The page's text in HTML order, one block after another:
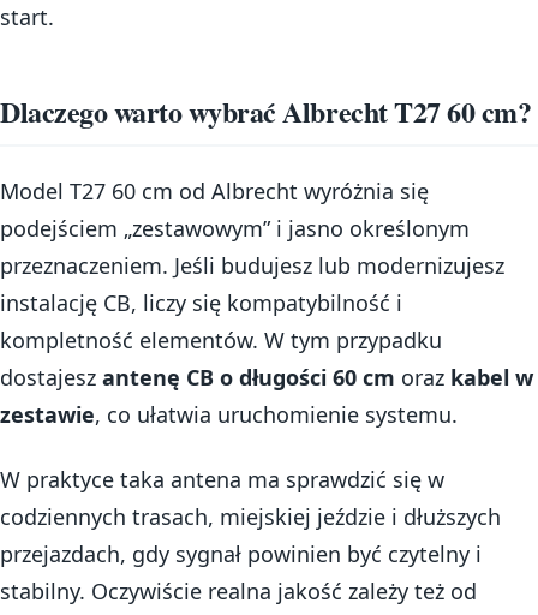
start.
Dlaczego warto wybrać Albrecht T27 60 cm?
Model T27 60 cm od Albrecht wyróżnia się
podejściem „zestawowym” i jasno określonym
przeznaczeniem. Jeśli budujesz lub modernizujesz
instalację CB, liczy się kompatybilność i
kompletność elementów. W tym przypadku
dostajesz antenę CB o długości 60 cm oraz kabel w
zestawie, co ułatwia uruchomienie systemu.
W praktyce taka antena ma sprawdzić się w
codziennych trasach, miejskiej jeździe i dłuższych
przejazdach, gdy sygnał powinien być czytelny i
stabilny. Oczywiście realna jakość zależy też od